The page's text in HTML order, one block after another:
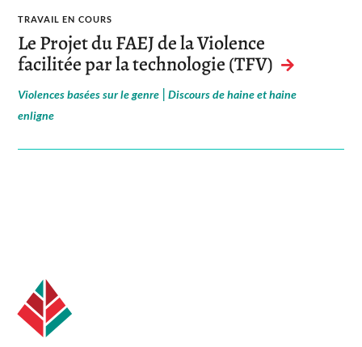
TRAVAIL EN COURS
Le Projet du FAEJ de la Violence
facilitée par la technologie (TFV)
Violences basées sur le genre |Discours de haine et haine
enligne